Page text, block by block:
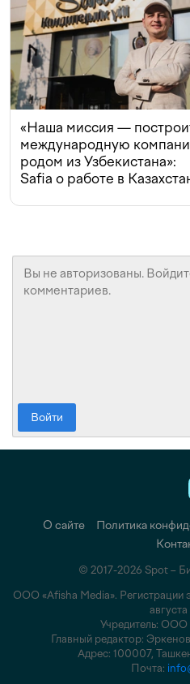
«Наша миссия —
международную
родом из Узбекистана»:
Safia о работе в
Войти
О сайте Политика
© 2017-2026 Spot –
ООО «Afisha Media».
Учредитель: ООО
Главный редактор:
Адрес: 100007,
Почта: